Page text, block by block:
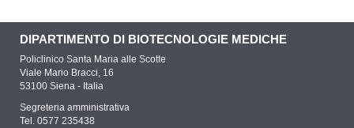
DIPARTIMENTO DI BIOTECNOLOGIE MEDICHE
Policlinico Santa Maria alle Scotte
Viale Mario Bracci, 16
53100 Siena - Italia
Segreteria amministrativa
Tel. 0577 235438